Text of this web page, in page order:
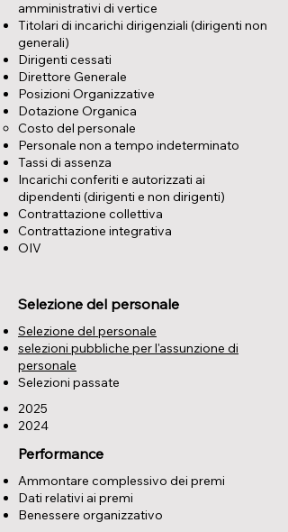
amministrativi di vertice
Titolari di incarichi dirigenziali (dirigenti non
generali)
Dirigenti cessati
Direttore Generale
Posizioni Organizzative
Dotazione Organica
Costo del personale
Personale non a tempo indeterminato
Tassi di assenza
Incarichi conferiti e autorizzati ai
dipendenti (dirigenti e non dirigenti)
Contrattazione collettiva
Contrattazione integrativa
OIV
Selezione del personale
Selezione del personale
selezioni pubbliche per l'assunzione di
personale
Selezioni passate
2025
2024
Performance
Ammontare complessivo dei premi
Dati relativi ai premi
Benessere organizzativo